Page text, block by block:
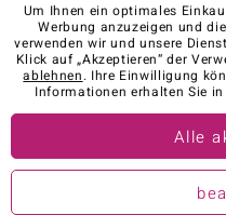
Karriere AGB
Kontakt
Visit our
© Juwelo Deutschland GmbH
Um Ihnen ein optimales
Werbung anzuzeigen und
verwenden wir und unsere
Klick auf „Akzeptieren“ der
ablehnen. Ihre Einwilligung
Informationen erhalten Sie in
Alle